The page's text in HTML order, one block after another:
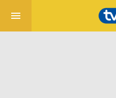
menu